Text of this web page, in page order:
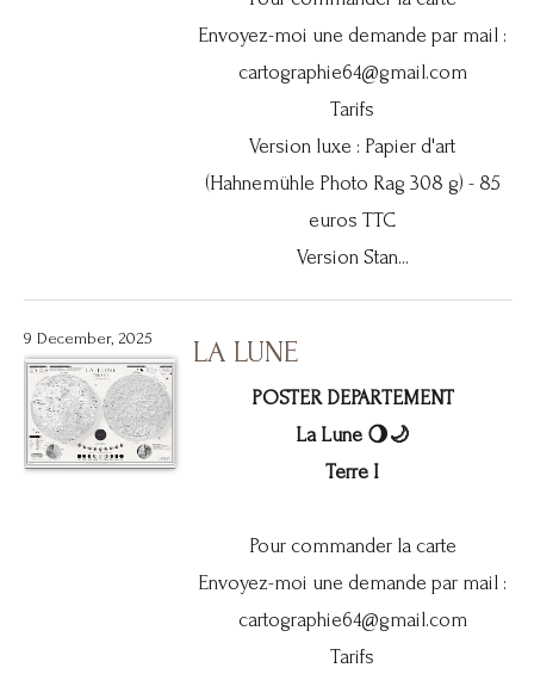
Envoyez-moi une demande par mail :
cartographie64@gmail.com
Tarifs
Version luxe : Papier d'art
(Hahnemühle Photo Rag 308 g) - 85
euros TTC
Version Stan...
9 December, 2025 LA LUNE
POSTER DEPARTEMENT
La Lune 🌖🌙
Terre I
Pour commander la carte
Envoyez-moi une demande par mail :
cartographie64@gmail.com
Tarifs